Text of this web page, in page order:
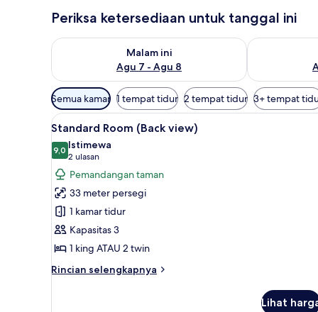
Periksa ketersediaan untuk tanggal ini
Malam ini
Agu 7 - Agu 8
Periksa ketersediaan untuk malam ini Agu 7 - Agu 8
Periksa
Filter
tersedia
untuk
kamar
Semua kamar 1 tempat tidur 2 tempat tidur 3+ tempat
Lihat
semua
foto
untuk
Standard
Room
(Back
view)
Selimut bulu angsa, minibar,
4
Standard Room (Back view)
9,09,0 dari 10
Istimewa
2 ulasan
(2
ulasan)
Pemandangan taman
33 meter persegi
1 kamar tidur
Kapasitas 3
1 king ATAU 2 twin
Rincian selengkapnya
Rincian
Lihat